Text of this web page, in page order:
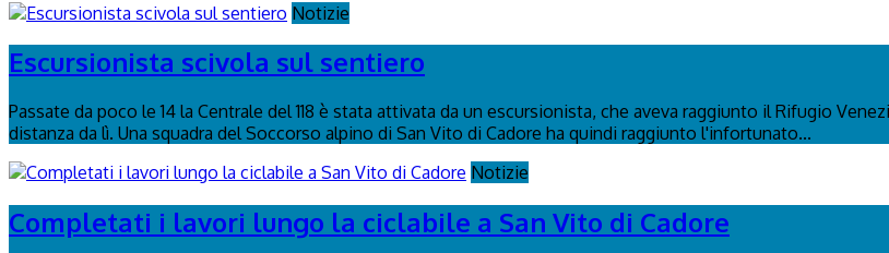
Notizie
Escursionista scivola sul sentiero
Passate da poco le 14 la Centrale del 118 è stata attivata da un escursionista, che aveva raggiunto il Rifugio
distanza da lì. Una squadra del Soccorso alpino di San Vito di Cadore ha quindi raggiunto l'infortunato...
Notizie
Completati i lavori lungo la ciclabile a San Vito di Cadore